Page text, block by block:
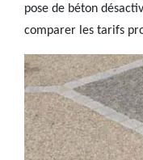
pose de béton
comparer les tarifs